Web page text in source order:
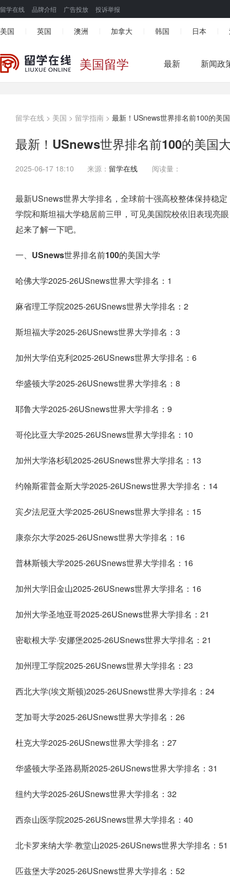
留学在线 品牌介绍 广告投放 投诉举报
美国 英国 澳洲 加拿大 韩国 日本
美国留学 最新 新闻政
留学在线 > 美国 > 留学指南 > 最新！USnews世界排名前100的美
最新！USnews世界排名前100的美国
2025-06-17 18:10 来源： 留学在线 阅读量：
最新USnews世界大学排名，全球前十强高校整体保持稳
学院和斯坦福大学稳居前三甲，可见美国院校依旧表现亮
起来了解一下吧。
一、USnews世界排名前100的美国大学
哈佛大学2025-26USnews世界大学排名：1
麻省理工学院2025-26USnews世界大学排名：2
斯坦福大学2025-26USnews世界大学排名：3
加州大学伯克利2025-26USnews世界大学排名：6
华盛顿大学2025-26USnews世界大学排名：8
耶鲁大学2025-26USnews世界大学排名：9
哥伦比亚大学2025-26USnews世界大学排名：10
加州大学洛杉矶2025-26USnews世界大学排名：13
约翰斯霍普金斯大学2025-26USnews世界大学排名：14
宾夕法尼亚大学2025-26USnews世界大学排名：15
康奈尔大学2025-26USnews世界大学排名：16
普林斯顿大学2025-26USnews世界大学排名：16
加州大学旧金山2025-26USnews世界大学排名：16
加州大学圣地亚哥2025-26USnews世界大学排名：21
密歇根大学·安娜堡2025-26USnews世界大学排名：21
加州理工学院2025-26USnews世界大学排名：23
西北大学(埃文斯顿)2025-26USnews世界大学排名：24
芝加哥大学2025-26USnews世界大学排名：26
杜克大学2025-26USnews世界大学排名：27
华盛顿大学圣路易斯2025-26USnews世界大学排名：31
纽约大学2025-26USnews世界大学排名：32
西奈山医学院2025-26USnews世界大学排名：40
北卡罗来纳大学·教堂山2025-26USnews世界大学排名：51
匹兹堡大学2025-26USnews世界大学排名：52